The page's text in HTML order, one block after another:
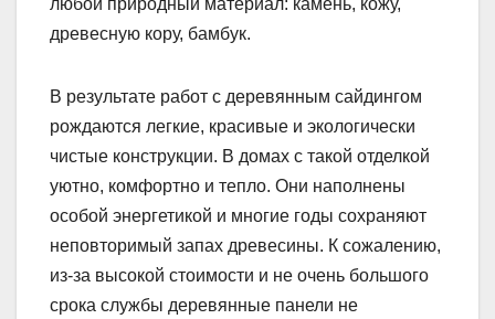
любой природный материал: камень, кожу,
древесную кору, бамбук.
В результате работ с деревянным сайдингом
рождаются легкие, красивые и экологически
чистые конструкции. В домах с такой отделкой
уютно, комфортно и тепло. Они наполнены
особой энергетикой и многие годы сохраняют
неповторимый запах древесины. К сожалению,
из-за высокой стоимости и не очень большого
срока службы деревянные панели не